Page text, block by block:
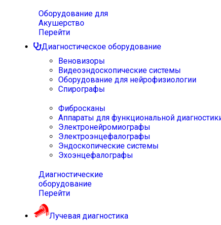
Оборудование для
Акушерство
Перейти
Диагностическое оборудование
Веновизоры
Видеоэндоскопические системы
Оборудование для нейрофизиологии
Спирографы
Фибросканы
Аппараты для функциональной
Электронейромиографы
Электроэнцефалографы
Эндоскопические системы
Эхоэнцефалографы
Диагностические
оборудование
Перейти
Лучевая диагностика